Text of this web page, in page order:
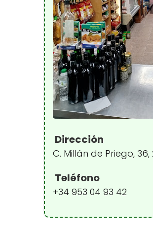
Dirección
C. Millán de Priego,
Teléfono
+34 953 04 93 42